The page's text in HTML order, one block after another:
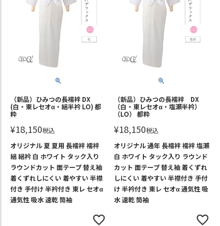
（新品）ひみつの長襦袢 DX
(白・東レセオα・絽半衿 LO) 都
粋
¥18,150税込
オリジナル 夏 夏用 長襦袢 襦袢
絽 絽衿 白 ホワイト タック入り
ラウンドカット 面テープ 替え袖
着くずれしにくい 着やすい 半襟
付き 手付け 半衿付き 東レ セオα
通気性 吸水 速乾 筒袖
（新品）ひみつの長襦袢 DX
（白・東レセオα・塩瀬半衿）
（LO） 都粋
¥18,150税込
オリジナル 通年 長襦袢 襦袢 塩瀬
白 ホワイト タック入り ラウンド
カット 面テープ 替え袖 着くずれ
しにくい 着やすい 半襟付き 手付
け 半衿付き 東レ セオα 通気性 吸
水 速乾 筒袖